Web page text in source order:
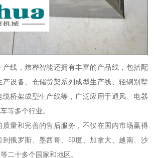
产线，炜桦智能还拥有丰富的产品线，包括配
产设备、仓储货架系列成型生产线、轻钢别墅
缆桥架成型生产线等，广泛应用于通风、电器
等多个行业。
质量和完善的售后服务，不仅在国内市场赢得
到俄罗斯、墨西哥、印度、加拿大、越南、沙
二十多个国家和地区。